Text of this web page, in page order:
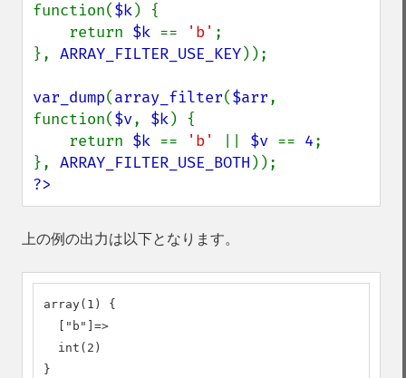
function($k) {
    return
$k == 'b' ;
}, ARRAY_FILTER_USE_KEY));
var_dump(array_filter($arr,
function($v, $k) {
    return
$k == 'b' $v == 4;
}, ARRAY_FILTER_USE_BOTH
?>
上の例の出力は以下となります。
array(1) {
  ["b"]=>
  int(2)
}